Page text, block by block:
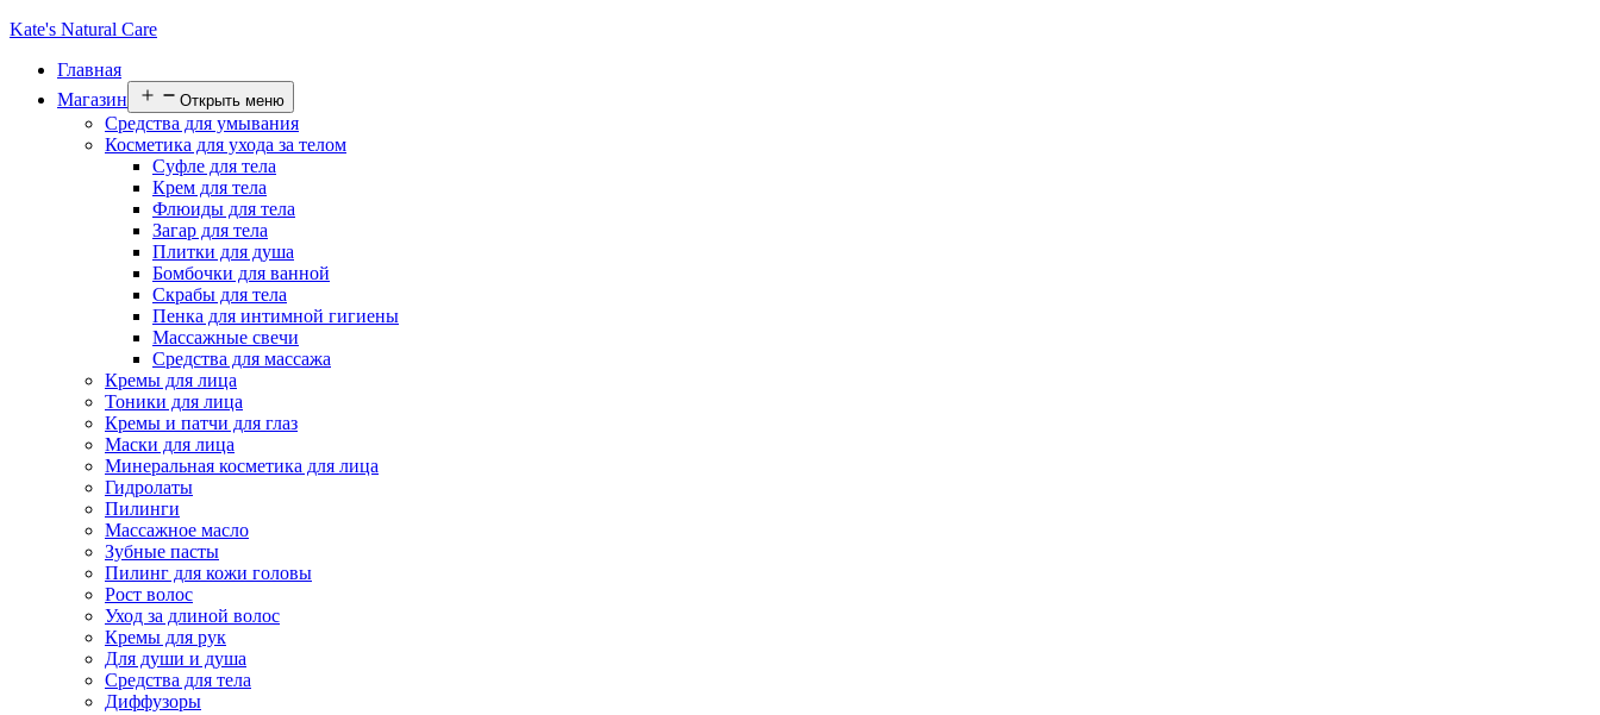
Kate's Natural Care
Главная
Магазин
Открыть меню
Средства для умывания
Косметика для ухода за телом
Суфле для тела
Крем для тела
Флюиды для тела
Загар для тела
Плитки для душа
Бомбочки для ванной
Скрабы для тела
Пенка для интимной гигиены
Массажные свечи
Средства для массажа
Кремы для лица
Тоники для лица
Кремы и патчи для глаз
Маски для лица
Минеральная косметика для лица
Гидролаты
Пилинги
Массажное масло
Зубные пасты
Пилинг для кожи головы
Рост волос
Уход за длиной волос
Кремы для рук
Для души и душа
Средства для тела
Диффузоры